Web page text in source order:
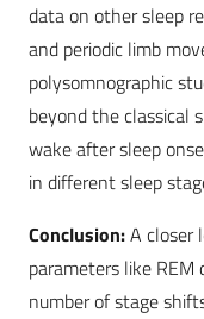
data on other sleep
and periodic limb
polysomnographic
beyond the classical
wake after sleep
in different sleep
Conclusion:A closer
parameters like
number of stage